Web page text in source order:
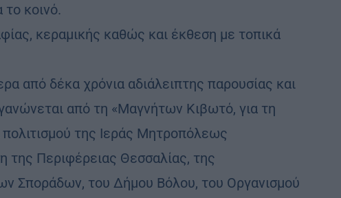
το κοινό.
κεραμικής καθώς και έκθεση με τοπικά
από δέκα χρόνια αδιάλειπτης παρουσίας και
από τη «Μαγνήτων Κιβωτό, για τη
της Ιεράς Μητροπόλεως
της Περιφέρειας Θεσσαλίας, της
Σποράδων, του Δήμου Βόλου, του Οργανισμού